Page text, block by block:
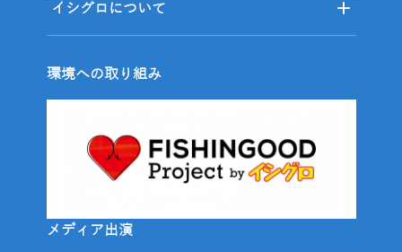
イシグロについて
環境への取り組み
メディア出演